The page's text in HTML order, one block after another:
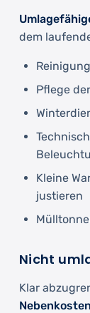
dem
Pflege
Kleine
justieren
Nicht
Klar